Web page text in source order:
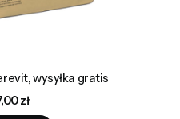
wysyłka gratis
zł